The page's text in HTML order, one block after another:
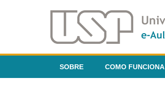
SOBRE COMO FUNCIONA